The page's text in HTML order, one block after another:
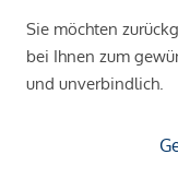
Sie möchten
bei Ihnen zum
und unverbindlich.